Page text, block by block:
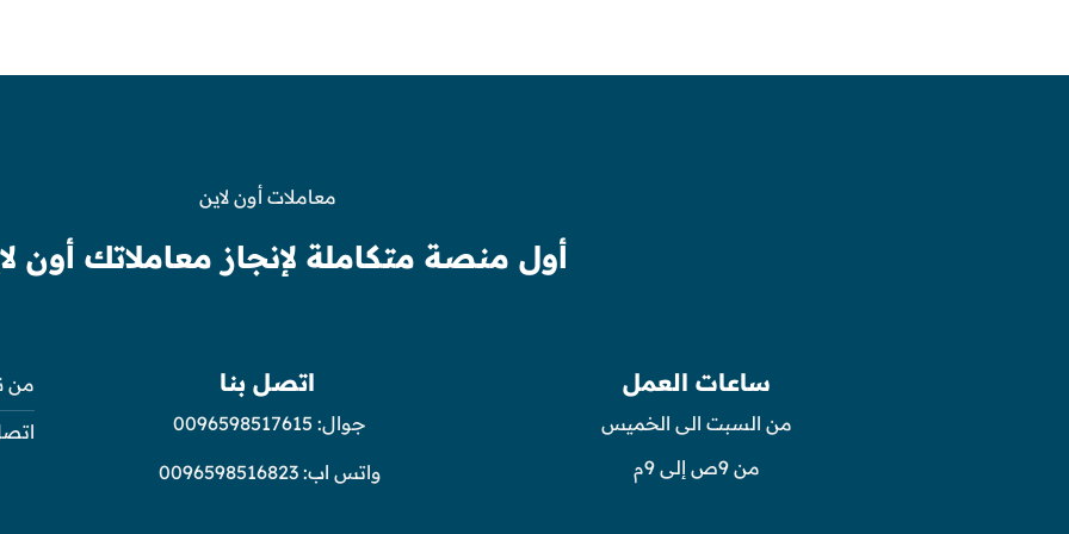
معاملات أون لاين
أول منصة متكاملة لإنجاز معاملاتك أون
ساعات العمل
من السبت الى الخميس
من 9ص إلى 9م
اتصل بنا
جوال: 0096598517615
واتس اب:0096598516823
من